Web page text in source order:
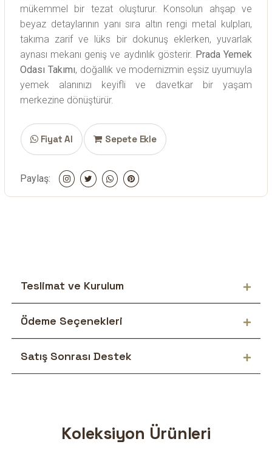
mükemmel bir tezat oluşturur. Konsolun ahşap ve
beyaz detaylarının yanı sıra altın rengi metal kulpları,
takıma zarif ve lüks bir dokunuş eklerken, yuvarlak
aynası mekanı geniş ve aydınlık gösterir. Prada Yemek
Odası Takımı, doğallık ve modernizmin eşsiz uyumuyla
yemek alanınızı keyifli ve davetkar bir yaşam
merkezine dönüştürür.
Fiyat Al Sepete Ekle
Paylaş:
Teslimat ve Kurulum
Ödeme Seçenekleri
Satış Sonrası Destek
Koleksiyon Ürünleri